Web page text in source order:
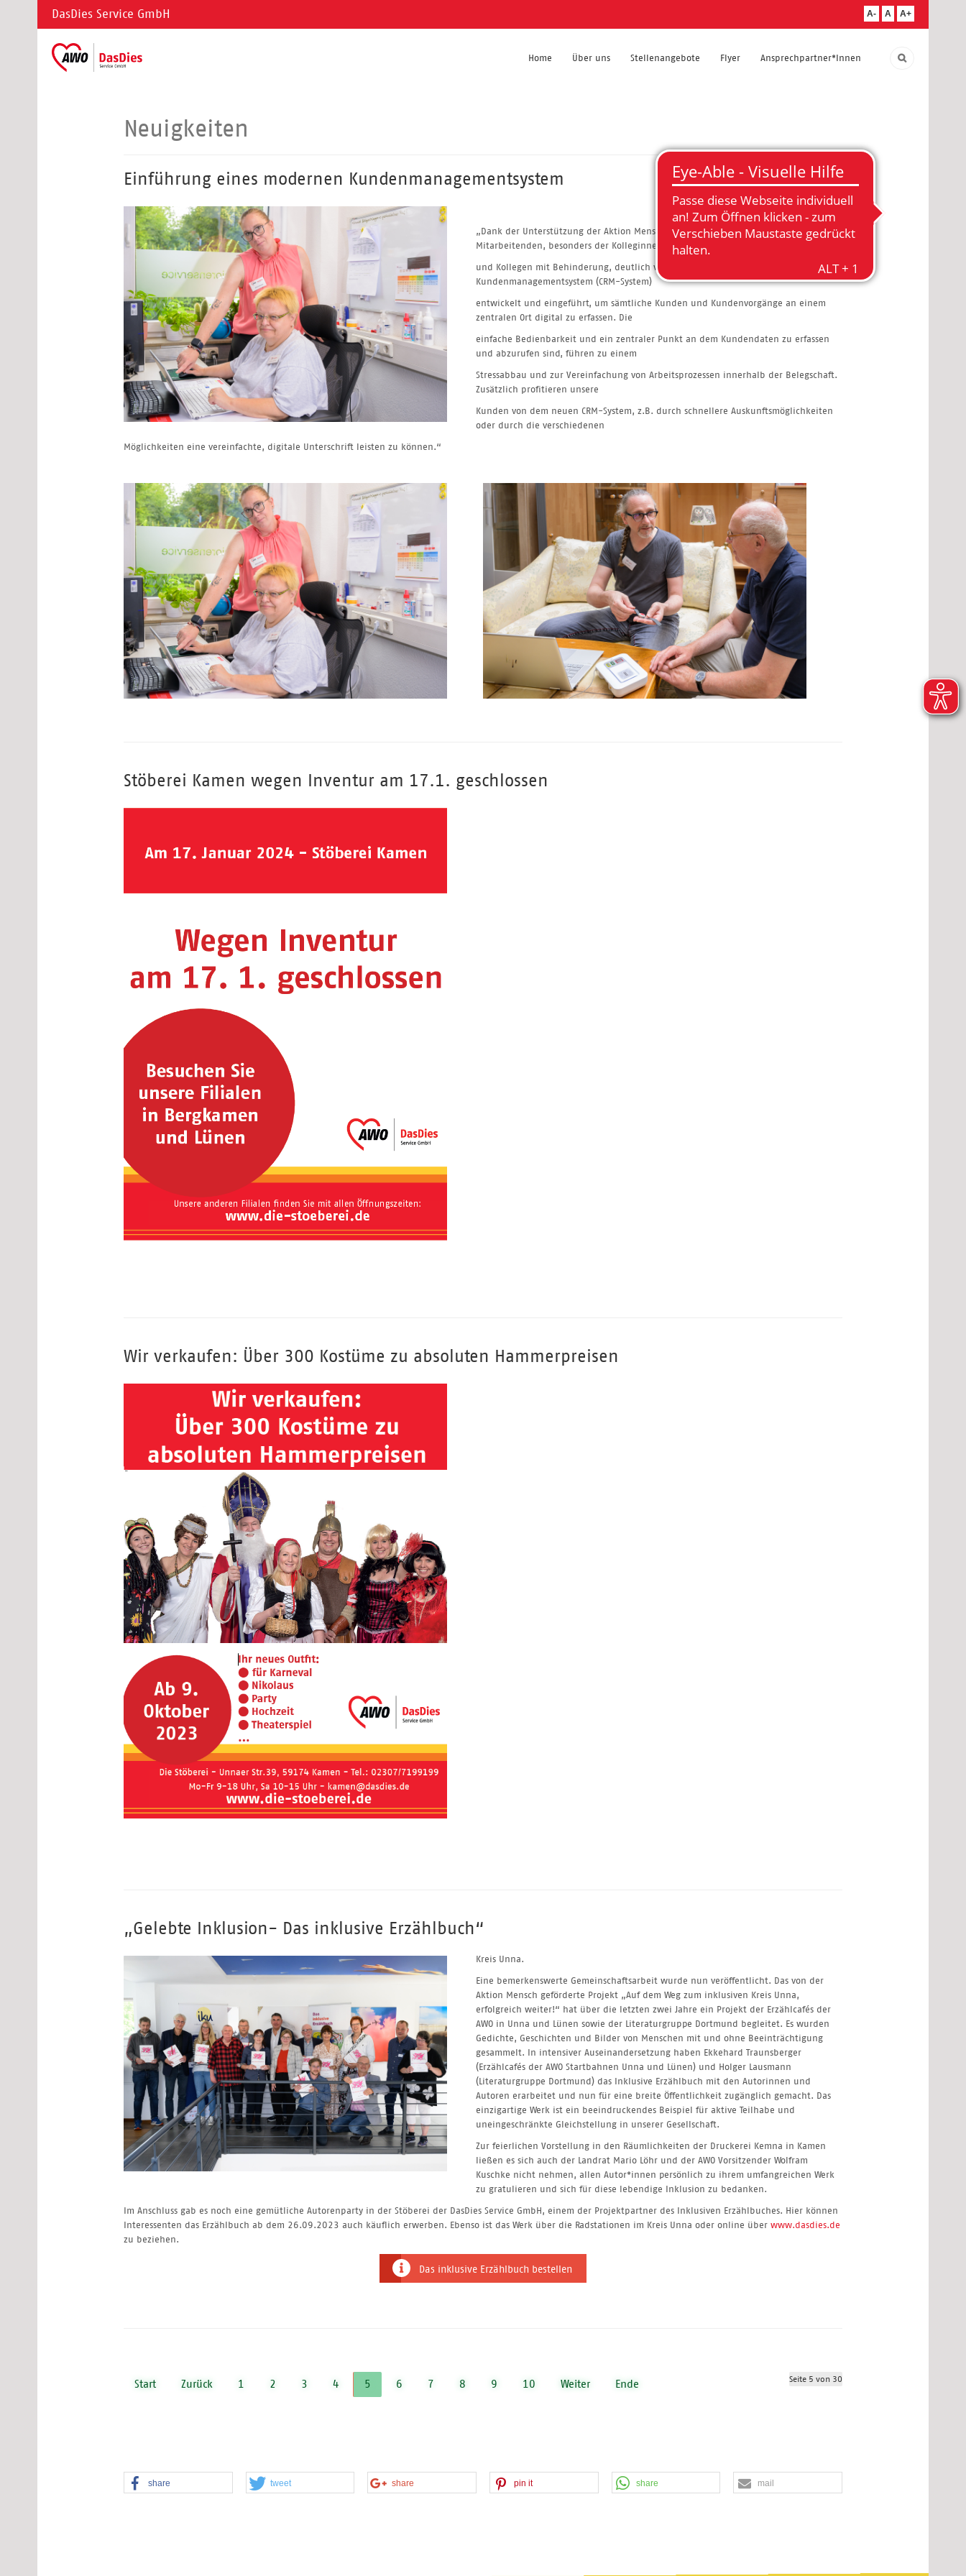
DasDies Service GmbH A- A A+
Home Über uns Stellenangebote Flyer Ansprechpartner*Innen
Neuigkeiten
Einführung eines modernen Kundenmanagementsystem
„Dank der Unterstützung der Aktion Mensch konnte die Arbeit für unserer
Mitarbeitenden, besonders der Kolleginnen
und Kollegen mit Behinderung, deutlich vereinfacht werden. Es wurde ein
Kundenmanagementsystem (CRM-System)
entwickelt und eingeführt, um sämtliche Kunden und Kundenvorgänge an einem
zentralen Ort digital zu erfassen. Die
einfache Bedienbarkeit und ein zentraler Punkt an dem Kundendaten zu erfassen
und abzurufen sind, führen zu einem
Stressabbau und zur Vereinfachung von Arbeitsprozessen innerhalb der Belegschaft.
Zusätzlich profitieren unsere
Kunden von dem neuen CRM-System, z.B. durch schnellere Auskunftsmöglichkeiten
oder durch die verschiedenen
Möglichkeiten eine vereinfachte, digitale Unterschrift leisten zu können.“
Stöberei Kamen wegen Inventur am 17.1. geschlossen
Wir verkaufen: Über 300 Kostüme zu absoluten Hammerpreisen
„Gelebte Inklusion- Das inklusive Erzählbuch“
Kreis Unna.
Eine bemerkenswerte Gemeinschaftsarbeit wurde nun veröffentlicht. Das von der
Aktion Mensch geförderte Projekt „Auf dem Weg zum inklusiven Kreis Unna,
erfolgreich weiter!“ hat über die letzten zwei Jahre ein Projekt der Erzählcafés der
AWO in Unna und Lünen sowie der Literaturgruppe Dortmund begleitet. Es wurden
Gedichte, Geschichten und Bilder von Menschen mit und ohne Beeinträchtigung
gesammelt. In intensiver Auseinandersetzung haben Ekkehard Traunsberger
(Erzählcafés der AWO Startbahnen Unna und Lünen) und Holger Lausmann
(Literaturgruppe Dortmund) das Inklusive Erzählbuch mit den Autorinnen und
Autoren erarbeitet und nun für eine breite Öffentlichkeit zugänglich gemacht. Das
einzigartige Werk ist ein beeindruckendes Beispiel für aktive Teilhabe und
uneingeschränkte Gleichstellung in unserer Gesellschaft.
Zur feierlichen Vorstellung in den Räumlichkeiten der Druckerei Kemna in Kamen
ließen es sich auch der Landrat Mario Löhr und der AWO Vorsitzender Wolfram
Kuschke nicht nehmen, allen Autor*innen persönlich zu ihrem umfangreichen Werk
zu gratulieren und sich für diese lebendige Inklusion zu bedanken.
Im Anschluss gab es noch eine gemütliche Autorenparty in der Stöberei der DasDies Service GmbH, einem der Projektpartner des Inklusiven Erzählbuches. Hier können
Interessenten das Erzählbuch ab dem 26.09.2023 auch käuflich erwerben. Ebenso ist das Werk über die Radstationen im Kreis Unna oder online über www.dasdies.de
zu beziehen.
Das inklusive Erzählbuch bestellen
Seite 5 von 30
Start Zurück 1 2 3 4 5 6 7 8 9 10 Weiter Ende
share tweet share pin it share mail